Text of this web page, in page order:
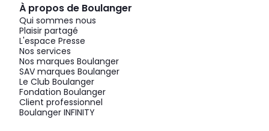
À propos de Boulanger
Qui sommes nous
Plaisir partagé
L'espace Presse
Nos services
Nos marques Boulanger
SAV marques Boulanger
Le Club Boulanger
Fondation Boulanger
Client professionnel
Boulanger INFINITY